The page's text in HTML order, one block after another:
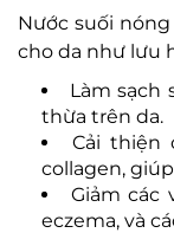
Nước suối
cho da như lưu
Làm sạch
thừa trên da.
Cải thiện
collagen,
Giảm các
eczema, và